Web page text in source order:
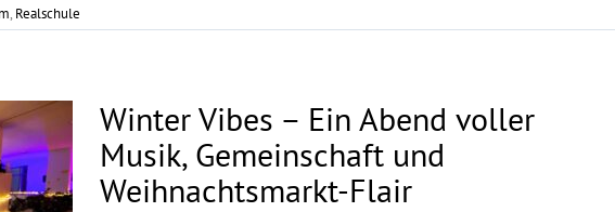
, Realschule
Winter Vibes – Ein Abend voller
Musik, Gemeinschaft und
Weihnachtsmarkt-Flair